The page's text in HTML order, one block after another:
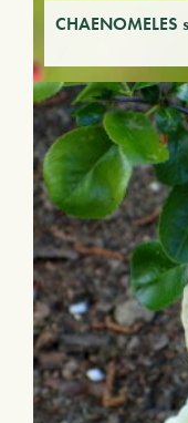
CHAENOMELES